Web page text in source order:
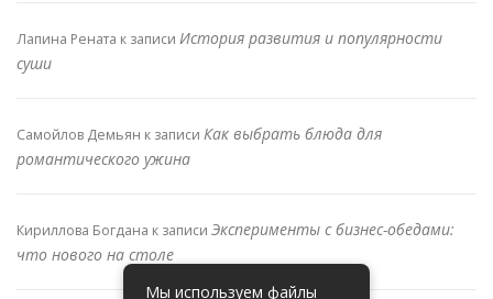
Лапина Рената к записи История развития и популярности
суши
Самойлов Демьян к записи Как выбрать блюда для
романтического ужина
Кириллова Богдана к записи Эксперименты с бизнес-обедами:
что нового на столе
Мы используем файлы